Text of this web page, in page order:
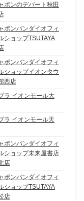
ポンのデパート秋田
ポンバンダイオフィ
ショップTSUTAYA
ポンバンダイオフィ
ショップイオンタウ
西店
ラ イオンモール大
ラ イオンモール天
ポンバンダイオフィ
ショップ未来屋書店
店
ポンバンダイオフィ
ショップTSUTAYA
店